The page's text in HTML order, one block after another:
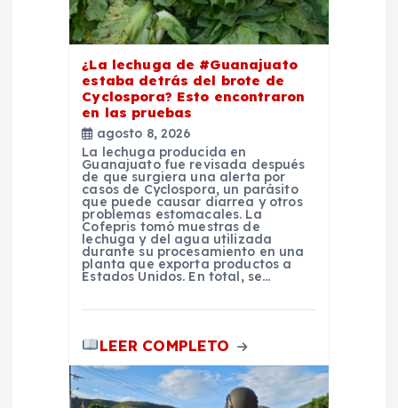
¿La lechuga de #Guanajuato
estaba detrás del brote de
Cyclospora? Esto encontraron
en las pruebas
agosto 8, 2026
La lechuga producida en
Guanajuato fue revisada después
de que surgiera una alerta por
casos de Cyclospora, un parásito
que puede causar diarrea y otros
problemas estomacales. La
Cofepris tomó muestras de
lechuga y del agua utilizada
durante su procesamiento en una
planta que exporta productos a
Estados Unidos. En total, se…
LEER COMPLETO